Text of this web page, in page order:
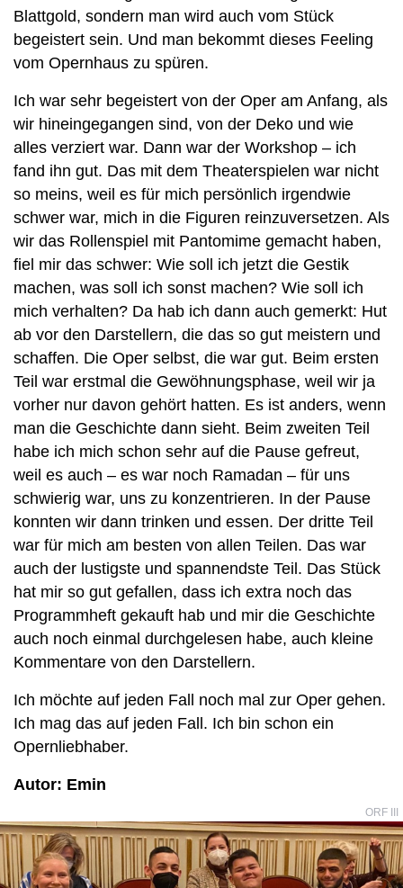
Blattgold, sondern man wird auch vom Stück
begeistert sein. Und man bekommt dieses Feeling
vom Opernhaus zu spüren.
Ich war sehr begeistert von der Oper am Anfang, als
wir hineingegangen sind, von der Deko und wie
alles verziert war. Dann war der Workshop – ich
fand ihn gut. Das mit dem Theaterspielen war nicht
so meins, weil es für mich persönlich irgendwie
schwer war, mich in die Figuren reinzuversetzen. Als
wir das Rollenspiel mit Pantomime gemacht haben,
fiel mir das schwer: Wie soll ich jetzt die Gestik
machen, was soll ich sonst machen? Wie soll ich
mich verhalten? Da hab ich dann auch gemerkt: Hut
ab vor den Darstellern, die das so gut meistern und
schaffen. Die Oper selbst, die war gut. Beim ersten
Teil war erstmal die Gewöhnungsphase, weil wir ja
vorher nur davon gehört hatten. Es ist anders, wenn
man die Geschichte dann sieht. Beim zweiten Teil
habe ich mich schon sehr auf die Pause gefreut,
weil es auch – es war noch Ramadan – für uns
schwierig war, uns zu konzentrieren. In der Pause
konnten wir dann trinken und essen. Der dritte Teil
war für mich am besten von allen Teilen. Das war
auch der lustigste und spannendste Teil. Das Stück
hat mir so gut gefallen, dass ich extra noch das
Programmheft gekauft hab und mir die Geschichte
auch noch einmal durchgelesen habe, auch kleine
Kommentare von den Darstellern.
Ich möchte auf jeden Fall noch mal zur Oper gehen.
Ich mag das auf jeden Fall. Ich bin schon ein
Opernliebhaber.
Autor: Emin
ORF III